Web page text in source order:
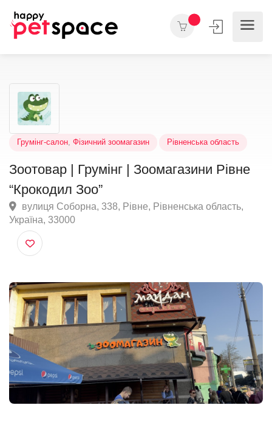
Зоотовар | Грумінг | Зоомагазини Рівне
“Крокодил Зоо”
вулиця Соборна, 338, Рівне, Рівненська область,
Україна, 33000